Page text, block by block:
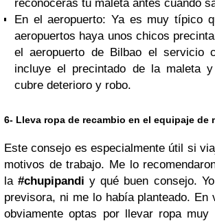
reconocerás tu maleta antes cuando
En el aeropuerto: Ya es muy típico
aeropuertos haya unos chicos
el aeropuerto de Bilbao el servicio
incluye el precintado de la maleta
cubre deterioro y robo.
6- Lleva ropa de recambio en el equipaje de
Este consejo es especialmente útil si
motivos de trabajo. Me lo
la#chupipandi y qué buen consejo.
previsora, ni me lo había planteado. En
obviamente optas por llevar ropa muy